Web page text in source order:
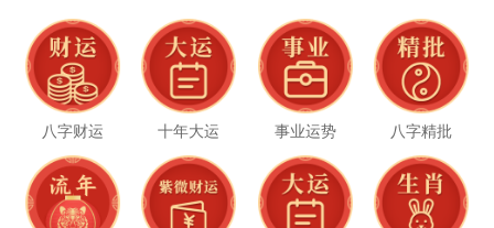
八字财运 十年大运 事业运势 八字精批